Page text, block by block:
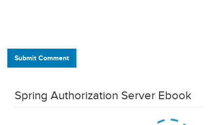
Submit Comment
Spring Authorization Server Ebook